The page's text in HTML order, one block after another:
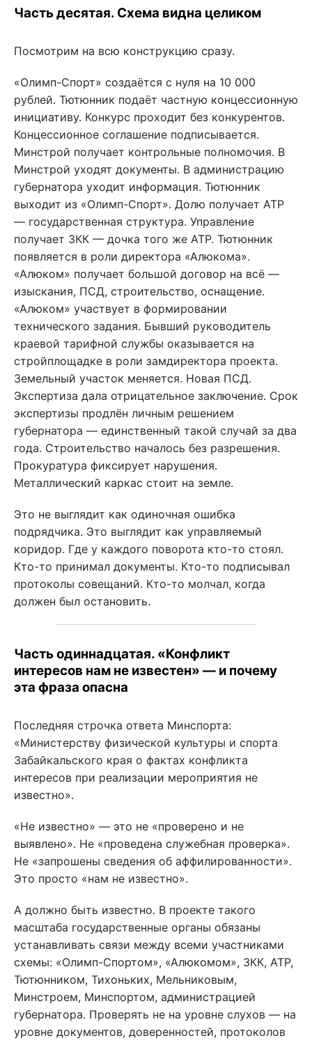
Часть десятая. Схема видна целиком
Посмотрим на всю конструкцию сразу.
«Олимп-Спорт» создаётся с нуля на 10 000
рублей. Тютюнник подаёт частную концессионную
инициативу. Конкурс проходит без конкурентов.
Концессионное соглашение подписывается.
Минстрой получает контрольные полномочия. В
Минстрой уходят документы. В администрацию
губернатора уходит информация. Тютюнник
выходит из «Олимп-Спорт». Долю получает АТР
— государственная структура. Управление
получает ЗКК — дочка того же АТР. Тютюнник
появляется в роли директора «Алюкома».
«Алюком» получает большой договор на всё —
изыскания, ПСД, строительство, оснащение.
«Алюком» участвует в формировании
технического задания. Бывший руководитель
краевой тарифной службы оказывается на
стройплощадке в роли замдиректора проекта.
Земельный участок меняется. Новая ПСД.
Экспертиза дала отрицательное заключение. Срок
экспертизы продлён личным решением
губернатора — единственный такой случай за два
года. Строительство началось без разрешения.
Прокуратура фиксирует нарушения.
Металлический каркас стоит на земле.
Это не выглядит как одиночная ошибка
подрядчика. Это выглядит как управляемый
коридор. Где у каждого поворота кто-то стоял.
Кто-то принимал документы. Кто-то подписывал
протоколы совещаний. Кто-то молчал, когда
должен был остановить.
Часть одиннадцатая. «Конфликт
интересов нам не известен» — и почему
эта фраза опасна
Последняя строчка ответа Минспорта:
«Министерству физической культуры и спорта
Забайкальского края о фактах конфликта
интересов при реализации мероприятия не
известно».
«Не известно» — это не «проверено и не
выявлено». Не «проведена служебная проверка».
Не «запрошены сведения об аффилированности».
Это просто «нам не известно».
А должно быть известно. В проекте такого
масштаба государственные органы обязаны
устанавливать связи между всеми участниками
схемы: «Олимп-Спортом», «Алюкомом», ЗКК, АТР,
Тютюнником, Тихоньких, Мельниковым,
Минстроем, Минспортом, администрацией
губернатора. Проверять не на уровне слухов — на
уровне документов, доверенностей, протоколов